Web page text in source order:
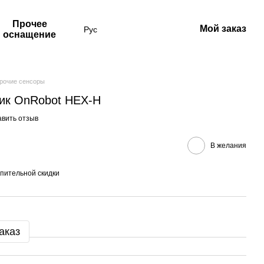
Прочее
оснащение
Рус Мой заказ
сенсоры
OnRobot HEX-H
отзыв
В желания
скидки